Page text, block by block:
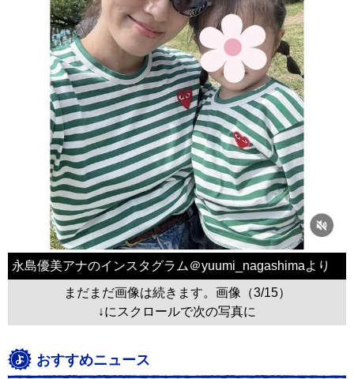
永島優美アナのインスタグラム＠yuumi_nagashimaより
まだまだ画像は続きます。画像（3/15）
↓にスクロールで次の写真に
おすすめニュース